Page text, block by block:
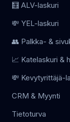
🧮 ALV-laskuri
💸 YEL-laskuri
👥 Palkka- &
📈 Katelaskuri &
💸 Kevytyrittäjä-
CRM & Myynti
Tietoturva